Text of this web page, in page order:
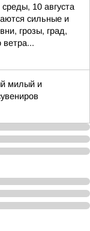
10 августа
сильные и
грозы, град,
ветра...
милый и